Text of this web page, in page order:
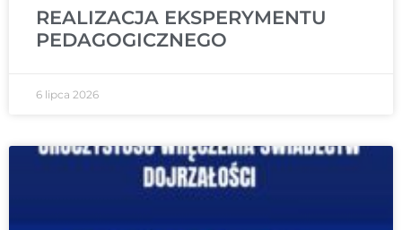
REALIZACJA EKSPERYMENTU
PEDAGOGICZNEGO
6 lipca 2026